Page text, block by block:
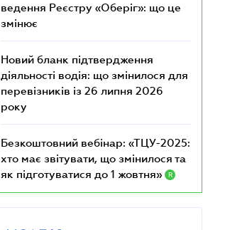
ведення Реєстру «Оберіг»: що це
змінює
Новий бланк підтвердження
діяльності водія: що змінилося для
перевізників із 26 липня 2026
року
Безкоштовний вебінар: «ТЦУ-2025:
хто має звітувати, що змінилося та
як підготуватися до 1 жовтня»
R